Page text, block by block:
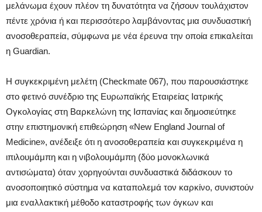
μελάνωμα έχουν πλέον τη δυνατότητα να ζήσουν τουλάχιστον
πέντε χρόνια ή και περισσότερο λαμβάνοντας μια συνδυαστική
ανοσοθεραπεία, σύμφωνα με νέα έρευνα την οποία επικαλείται
η Guardian.
Η συγκεκριμένη μελέτη (Checkmate 067), που παρουσιάστηκε
στο φετινό συνέδριο της Ευρωπαϊκής Εταιρείας Ιατρικής
Ογκολογίας στη Βαρκελώνη της Ισπανίας και δημοσιεύτηκε
στην επιστημονική επιθεώρηση «New England Journal of
Medicine», ανέδειξε ότι η ανοσοθεραπεία και συγκεκριμένα η
ιπιλουμάμπη και η νιβολουμάμπη (δύο μονοκλωνικά
αντισώματα) όταν χορηγούνται συνδυαστικά διδάσκουν το
ανοσοποιητικό σύστημα να καταπολεμά τον καρκίνο, συνιστούν
μια εναλλακτική μέθοδο καταστροφής των όγκων και